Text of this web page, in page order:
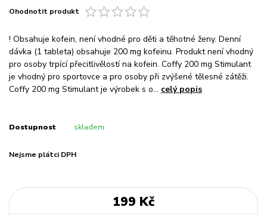
Ohodnotit produkt
! Obsahuje kofein, není vhodné pro děti a těhotné ženy. Denní
dávka (1 tableta) obsahuje 200 mg kofeinu. Produkt není vhodný
pro osoby trpící přecitlivělostí na kofein. Coffy 200 mg Stimulant
je vhodný pro sportovce a pro osoby při zvýšené tělesné zátěži.
Coffy 200 mg Stimulant je výrobek s o... celý popis
Dostupnost skladem
Nejsme plátci DPH
199 Kč